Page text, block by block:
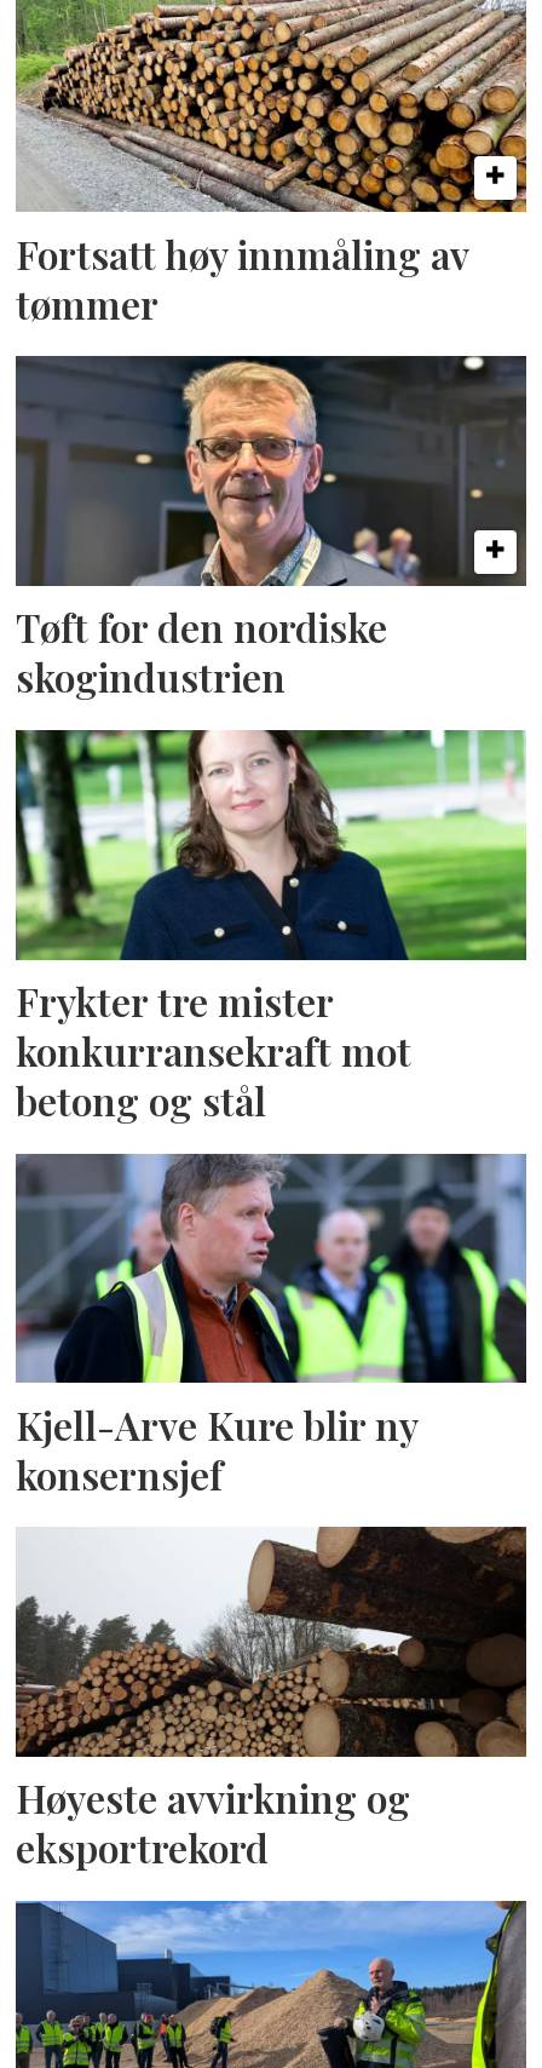
Fortsatt høy innmåling av
tømmer
Tøft for den nordiske
skogindustrien
Frykter tre mister
konkurransekraft mot
betong og stål
Kjell-Arve Kure blir ny
konsernsjef
Høyeste avvirkning og
eksportrekord